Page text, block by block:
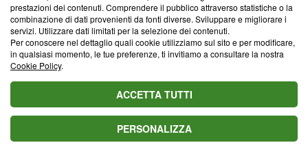
Cookie Policy
Blasting SA, IDI CHE-247.845.224, Via Carlo Frasca, 3 - 6900
Lugano (Svizzera) Tel:+39 0690258937
© 2026 Blasting News
prestazioni dei contenuti. Comprendere il pubblico attraverso statistiche o la
combinazione di dati provenienti da fonti diverse. Sviluppare e migliorare i
servizi. Utilizzare dati limitati per la selezione dei contenuti.
Per conoscere nel dettaglio quali cookie utilizziamo sul sito e per modificare,
in qualsiasi momento, le tue preferenze, ti invitiamo a consultare la nostra
Cookie Policy.
ACCETTA TUTTI
PERSONALIZZA